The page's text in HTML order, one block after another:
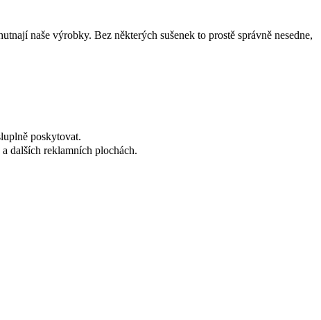
naše výrobky. Bez některých sušenek to prostě správně nesedne,
poskytovat.
dalších reklamních plochách.